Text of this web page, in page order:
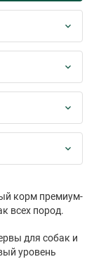
корм премиум-
всех пород.
для собак и
уровень